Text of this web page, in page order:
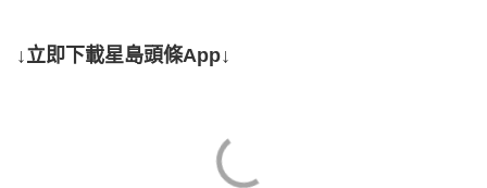
↓立即下載星島頭條App↓